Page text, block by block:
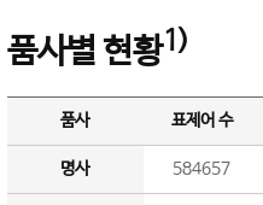
품사별 현황1)
품사 표제어 수
명사 584657